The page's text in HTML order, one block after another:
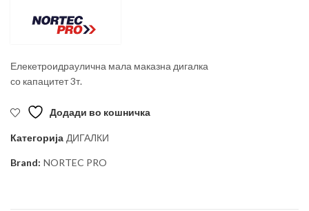
Елекетроидраулична мала маказна дигалка
со капацитет 3т.
Додади во кошничка
Категорија ДИГАЛКИ
Brand: NORTEC PRO